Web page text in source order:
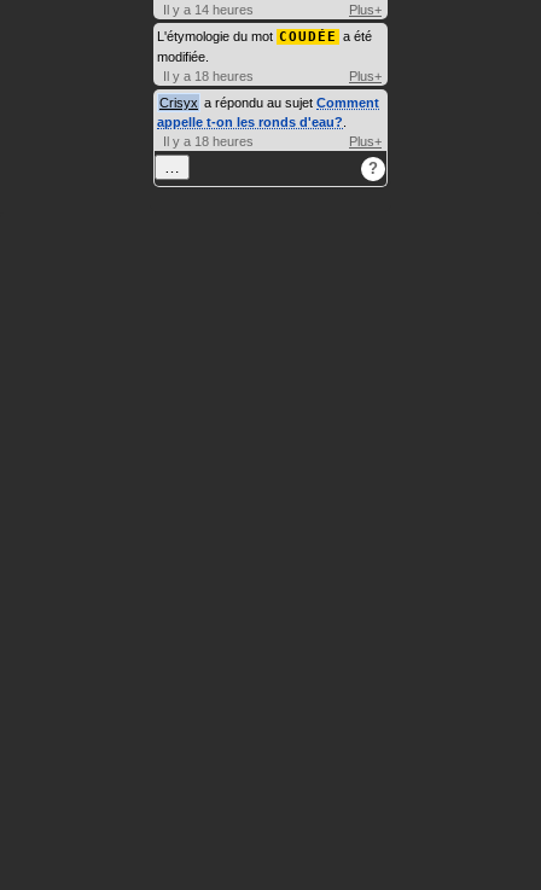
Il y a 14 heures
Plus+
L'étymologie du mot COUDÉE a été
modifiée.
Il y a 18 heures
Plus+
Crisyx a répondu au sujet Comment
appelle t-on les ronds d'eau?
Il y a 18 heures
Plus+
?